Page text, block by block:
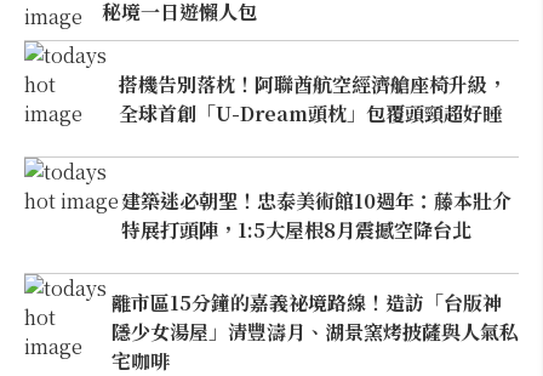
秘境一日遊懶人包
搭機告別落枕！阿聯酋航空經濟艙座椅升級，
全球首創「U-Dream頭枕」包覆頭頸超好睡
建築迷必朝聖！忠泰美術館10週年：藤本壯介
特展打頭陣，1:5大屋根8月震撼空降台北
離市區15分鐘的嘉義祕境路線！造訪「台版神
隱少女湯屋」清豐濤月、湖景窯烤披薩與人氣私
宅咖啡